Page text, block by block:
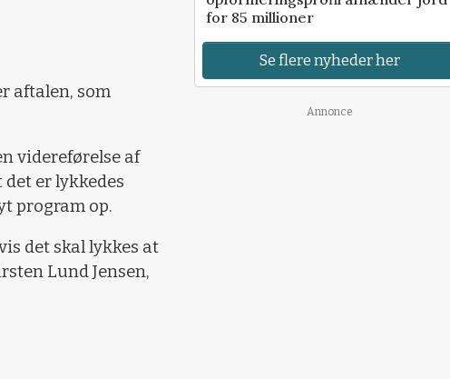
aftalen, som
videreførelse af
er lykkedes
program op.
det skal lykkes at
Lund Jensen,
for 85 millioner
Se flere nyheder her
Annonce